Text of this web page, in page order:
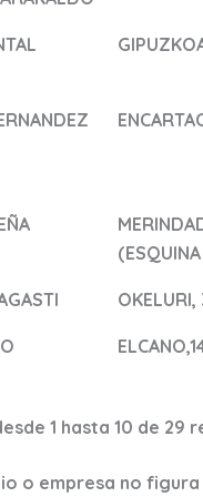
1 hasta 10 de 29
o empresa no